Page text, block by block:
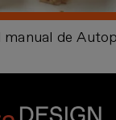
manual de